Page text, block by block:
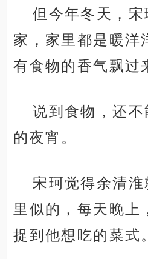
但今年冬天，宋
家，家里都是暖洋
有食物的香气飘过
说到食物，还
的夜宵。
宋珂觉得余清
里似的，每天晚上
捉到他想吃的菜式